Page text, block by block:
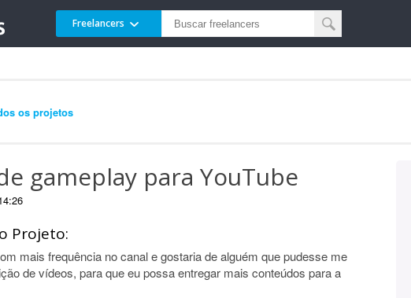
Freelancers
os projetos
gameplay para YouTube
Projeto:
mais frequência no canal e gostaria de alguém que pudesse me
de vídeos, para que eu possa entregar mais conteúdos para a